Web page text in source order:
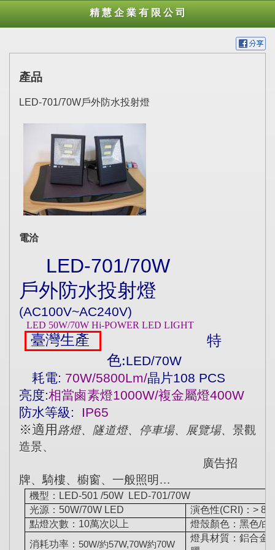
精 慧 企 業 有 限 公 司
產品
LED-701/70W戶外防水投射燈
電洽
LED-701/70W
戶外防水投射燈
(AC100V~AC240V)
LED 50W/70W Hi-POWER LED LIGHT
臺灣生產
特
色:LED/70W
耗電: 70W/5800Lm/晶片108 PCS
亮度:相當鹵素燈1000W/複金屬燈400W
防水等級 :
IP65
※適用路燈、隧道燈、停車場、展覽場、 景觀
造景、
廣告招
牌、騎樓、櫥窗、一般照明 …
機型： LED-501 /50W
LED-701/70W
光源： 50W/70W LED 演色性(CRI) ：> 80
點燈次數： 10萬次以上 燈殼顏色：黑色/白
消耗功率： 50W/約57W,70W約70W
燈具材質：鋁合金